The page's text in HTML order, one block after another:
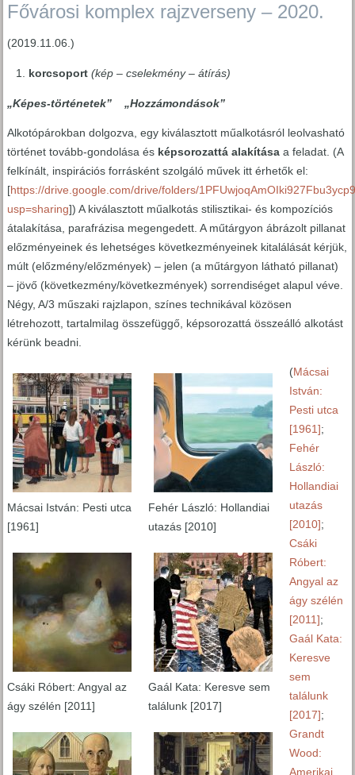
Fővárosi komplex rajzverseny – 2020.
(2019.11.06.)
korcsoport (kép – cselekmény – átírás)
„Képes-történetek” „Hozzámondások”
Alkotópárokban dolgozva, egy kiválasztott műalkotásról leolvasható
történet tovább-gondolása és képsorozattá alakítása a feladat. (A
felkínált, inspirációs forrásként szolgáló művek itt érhetők el:
[https://drive.google.com/drive/folders/
usp=sharing]) A kiválasztott műalkotás stilisztikai- és kompozíciós
átalakítása, parafrázisa megengedett. A műtárgyon ábrázolt pillanat
előzményeinek és lehetséges következményeinek kitalálását kérjük,
múlt (előzmény/előzmények) – jelen (a műtárgyon látható pillanat)
– jövő (következmény/következmények) sorrendiséget alapul véve.
Négy, A/3 műszaki rajzlapon, színes technikával közösen
létrehozott, tartalmilag összefüggő, képsorozattá összeálló alkotást
kérünk beadni.
Mácsai István: Pesti utca
[1961]
Fehér László: Hollandiai
utazás [2010]
Csáki Róbert: Angyal az
ágy szélén [2011]
Gaál Kata: Keresve sem
találunk [2017]
(Mácsai
István:
Pesti utca
[1961];
Fehér
László:
Hollandiai
utazás
[2010];
Csáki
Róbert:
Angyal az
ágy szélén
[2011];
Gaál Kata:
Keresve
sem
találunk
[2017];
Grandt
Wood:
Amerikai